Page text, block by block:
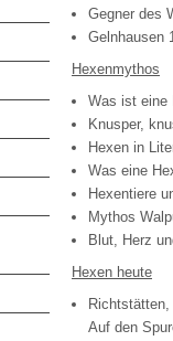
Gegner des
Gelnhausen
Hexenmythos
Was ist eine
Knusper,
Hexen in
Was eine
Hexentiere
Mythos
Blut, Herz
Hexen heute
Auf den